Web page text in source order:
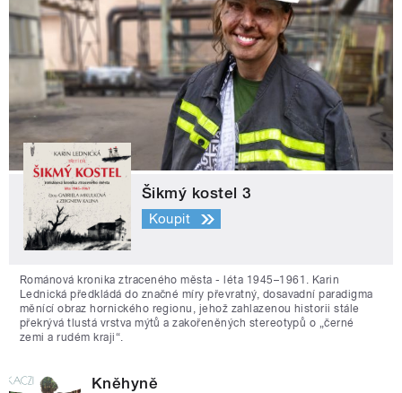
Šikmý kostel 3
Koupit
Románová kronika ztraceného města - léta 1945–1961. Karin
Lednická předkládá do značné míry převratný, dosavadní paradigma
měnící obraz hornického regionu, jehož zahlazenou historii stále
překrývá tlustá vrstva mýtů a zakořeněných stereotypů o „černé
zemi a rudém kraji“.
Kněhyně